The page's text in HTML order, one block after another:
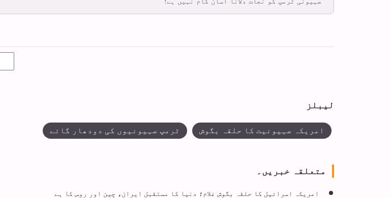
لیبلز
امریکہ صہیونیت کا حلقہ بگوش ٹرمپ صہیونیوں کی دودھار گائے
متعلقہ خبریں۔
امریکہ اسرائیل کا حلقہ بگوش غلام؛ دنیا کا مستقبل ایران، چین اور روس کا ہے